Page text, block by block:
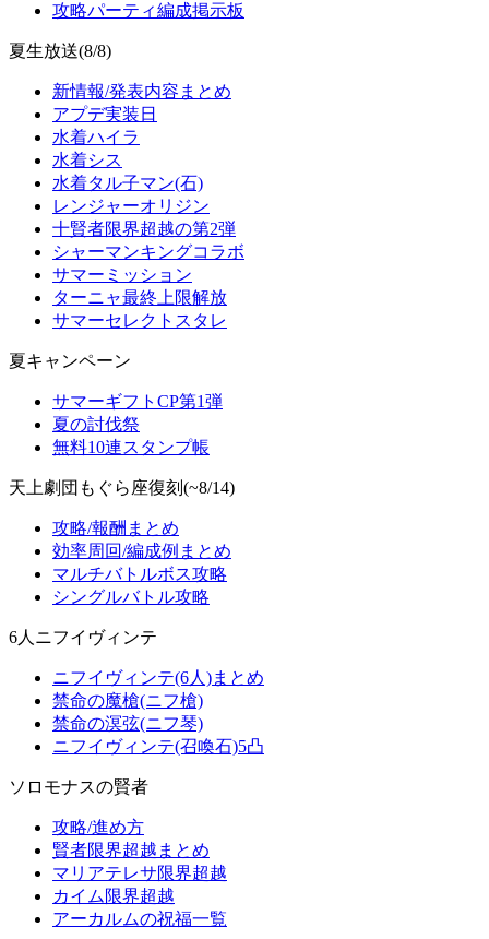
攻略パーティ編成掲示板
夏生放送(8/8)
新情報/発表内容まとめ
アプデ実装日
水着ハイラ
水着シス
水着タル子マン(石)
レンジャーオリジン
十賢者限界超越の第2弾
シャーマンキングコラボ
サマーミッション
ターニャ最終上限解放
サマーセレクトスタレ
夏キャンペーン
サマーギフトCP第1弾
夏の討伐祭
無料10連スタンプ帳
天上劇団もぐら座復刻(~8/14)
攻略/報酬まとめ
効率周回/編成例まとめ
マルチバトルボス攻略
シングルバトル攻略
6人ニフイヴィンテ
ニフイヴィンテ(6人)まとめ
禁命の魔槍(ニフ槍)
禁命の溟弦(ニフ琴)
ニフイヴィンテ(召喚石)5凸
ソロモナスの賢者
攻略/進め方
賢者限界超越まとめ
マリアテレサ限界超越
カイム限界超越
アーカルムの祝福一覧